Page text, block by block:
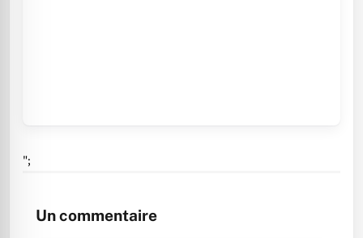
";
Un commentaire